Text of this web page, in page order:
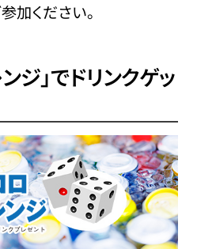
加ください。
ジ」でドリンクゲッ